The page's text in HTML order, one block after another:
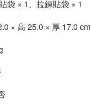
袋 × 1 、拉鍊貼袋 × 1
× 高 25.0 × 厚 17.0 cm